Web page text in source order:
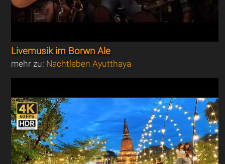
Livemusik im Borwn Ale
mehr zu: Nachtleben Ayutthaya